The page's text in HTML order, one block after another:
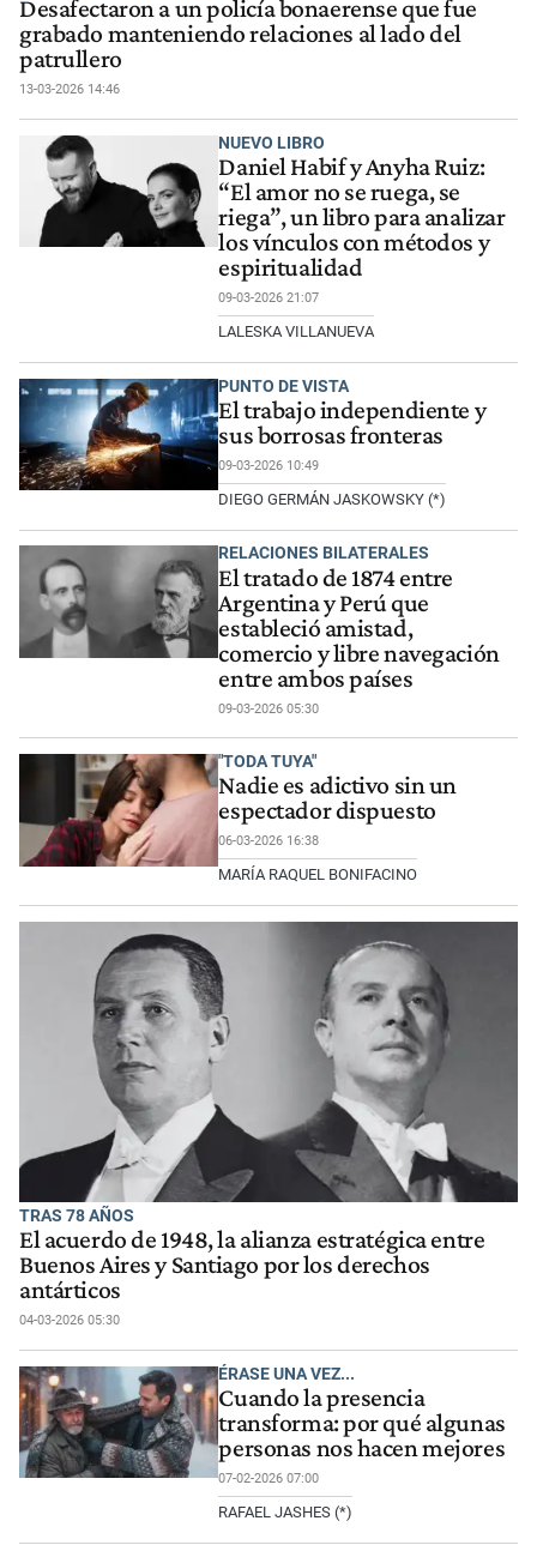
Desafectaron a un policía bonaerense que fue
grabado manteniendo relaciones al lado del
patrullero
13-03-2026 14:46
NUEVO LIBRO
Daniel Habif y Anyha Ruiz:
“El amor no se ruega, se
riega”, un libro para analizar
los vínculos con métodos y
espiritualidad
09-03-2026 21:07
LALESKA VILLANUEVA
PUNTO DE VISTA
El trabajo independiente y
sus borrosas fronteras
09-03-2026 10:49
DIEGO GERMÁN JASKOWSKY (*)
RELACIONES BILATERALES
El tratado de 1874 entre
Argentina y Perú que
estableció amistad,
comercio y libre navegación
entre ambos países
09-03-2026 05:30
"TODA TUYA"
Nadie es adictivo sin un
espectador dispuesto
06-03-2026 16:38
MARÍA RAQUEL BONIFACINO
TRAS 78 AÑOS
El acuerdo de 1948, la alianza estratégica entre
Buenos Aires y Santiago por los derechos
antárticos
04-03-2026 05:30
ÉRASE UNA VEZ...
Cuando la presencia
transforma: por qué algunas
personas nos hacen mejores
07-02-2026 07:00
RAFAEL JASHES (*)